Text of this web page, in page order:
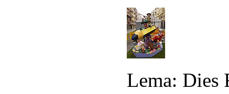
Lema: Dies